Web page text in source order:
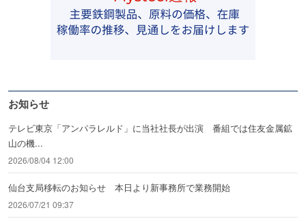
お知らせ
テレビ東京「アンパラレルド」に当社社長が出演 番組では住友金属鉱
山の機...
2026/08/04 12:00
仙台支局移転のお知らせ 本日より新事務所で業務開始
2026/07/21 09:37